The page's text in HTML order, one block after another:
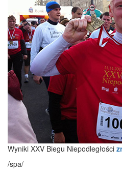
Wyniki XXV Biegu Niepodległości
/spa/